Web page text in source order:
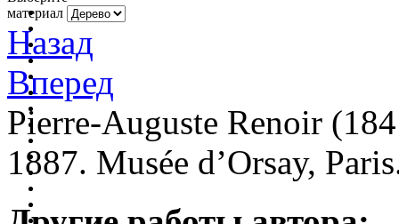
материал
Назад
Вперед
Pierre-Auguste Renoir
1887. Musée d’Orsay,